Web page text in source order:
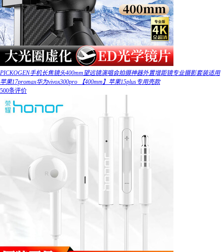
PICKOGEN手机长焦镜头400mm望远镜演唱会拍摄神器外置增距镜专业摄影套装适用
苹果17promax华为vivox300pro 【400mm】苹果15plus专用壳款
500条评价